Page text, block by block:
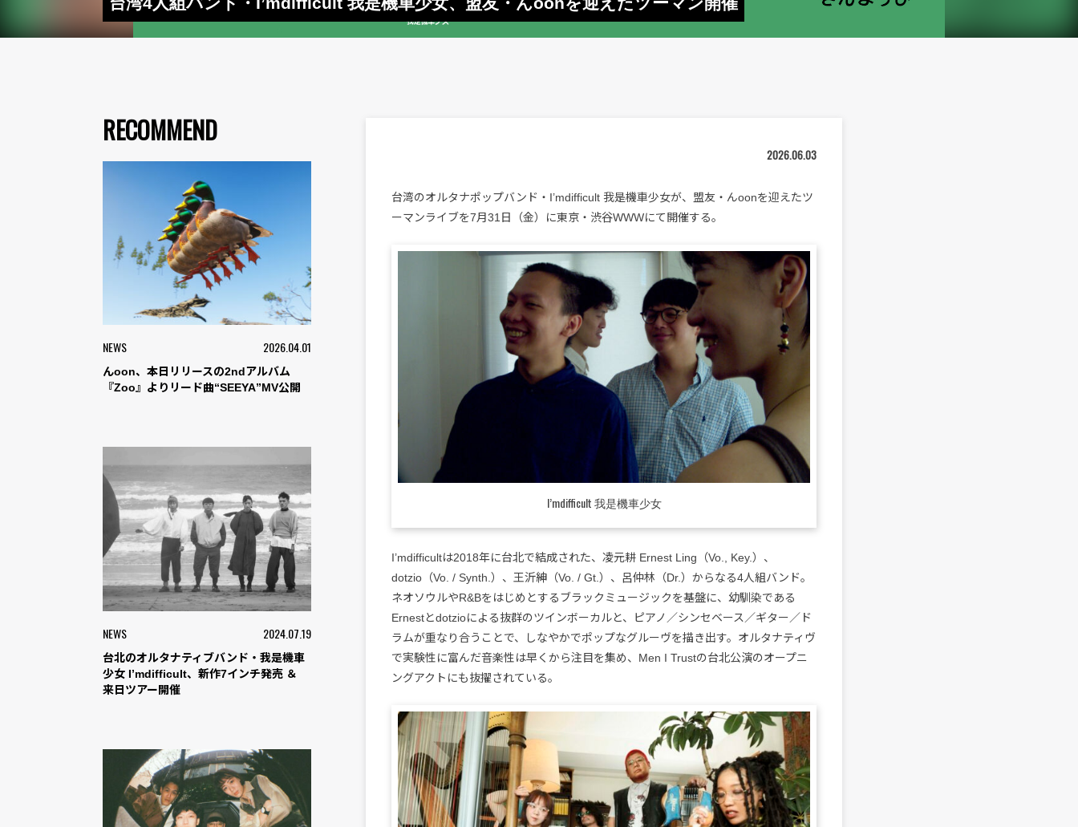
RECOMMEND
NEWS 2026.04.01
んoon、本日リリースの2ndアルバム
『Zoo』よりリード曲“SEEYA”MV公開
NEWS 2024.07.19
台北のオルタナティブバンド・我是機車
少女 I’mdifficult、新作7インチ発売 ＆
来日ツアー開催
2026.06.03
台湾のオルタナポップバンド・I’mdifficult 我是機車少女が、盟友・んoonを迎えたツ
ーマンライブを7月31日（金）に東京・渋谷WWWにて開催する。
I’mdifficult 我是機車少女
I’mdifficultは2018年に台北で結成された、凌元耕 Ernest Ling（Vo., Key.）、
dotzio（Vo. / Synth.）、王沂紳（Vo. / Gt.）、呂仲林（Dr.）からなる4人組バンド。
ネオソウルやR&Bをはじめとするブラックミュージックを基盤に、幼馴染である
Ernestとdotzioによる抜群のツインボーカルと、ピアノ／シンセベース／ギター／ド
ラムが重なり合うことで、しなやかでポップなグルーヴを描き出す。オルタナティヴ
で実験性に富んだ音楽性は早くから注目を集め、Men I Trustの台北公演のオープニ
ングアクトにも抜擢されている。